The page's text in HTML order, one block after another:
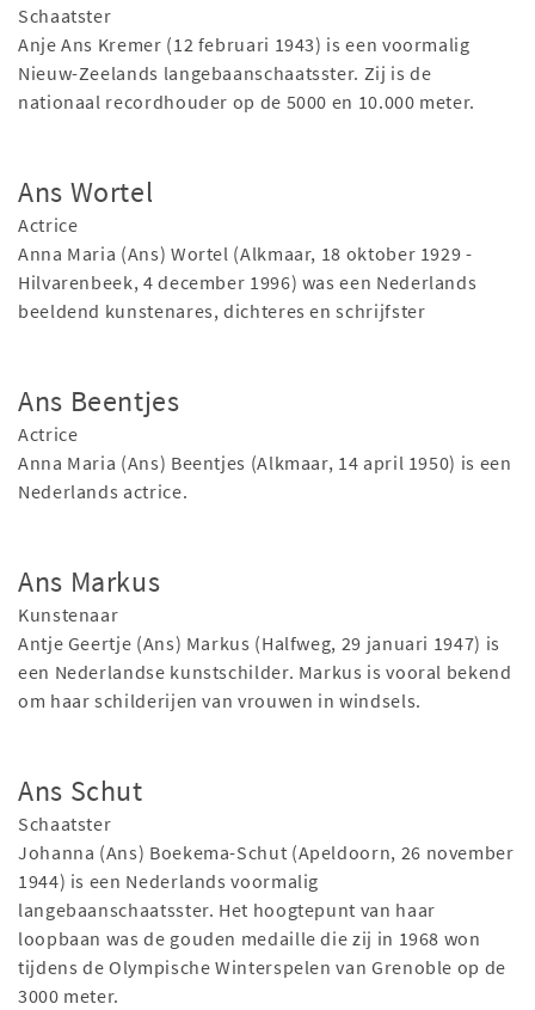
Schaatster
Anje Ans Kremer (12 februari 1943) is een voormalig
Nieuw-Zeelands langebaanschaatsster. Zij is de
nationaal recordhouder op de 5000 en 10.000 meter.
Ans Wortel
Actrice
Anna Maria (Ans) Wortel (Alkmaar, 18 oktober 1929 -
Hilvarenbeek, 4 december 1996) was een Nederlands
beeldend kunstenares, dichteres en schrijfster
Ans Beentjes
Actrice
Anna Maria (Ans) Beentjes (Alkmaar, 14 april 1950) is een
Nederlands actrice.
Ans Markus
Kunstenaar
Antje Geertje (Ans) Markus (Halfweg, 29 januari 1947) is
een Nederlandse kunstschilder. Markus is vooral bekend
om haar schilderijen van vrouwen in windsels.
Ans Schut
Schaatster
Johanna (Ans) Boekema-Schut (Apeldoorn, 26 november
1944) is een Nederlands voormalig
langebaanschaatsster. Het hoogtepunt van haar
loopbaan was de gouden medaille die zij in 1968 won
tijdens de Olympische Winterspelen van Grenoble op de
3000 meter.